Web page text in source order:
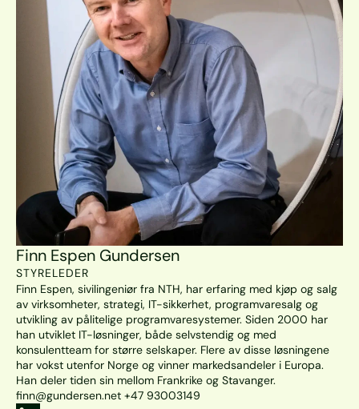
Finn Espen Gundersen
STYRELEDER
Finn Espen, sivilingeniør fra NTH, har erfaring med kjøp og salg
av virksomheter, strategi, IT-sikkerhet, programvaresalg og
utvikling av pålitelige programvaresystemer. Siden 2000 har
han utviklet IT-løsninger, både selvstendig og med
konsulentteam for større selskaper. Flere av disse løsningene
har vokst utenfor Norge og vinner markedsandeler i Europa.
Han deler tiden sin mellom Frankrike og Stavanger.
finn@gundersen.net +47 93003149